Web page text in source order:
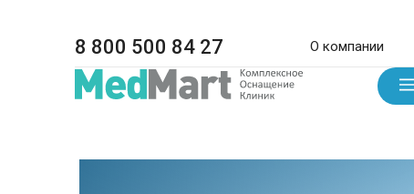
8 800 500 84 27 О компании